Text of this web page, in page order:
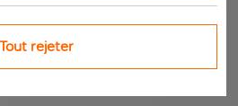
Tout rejeter